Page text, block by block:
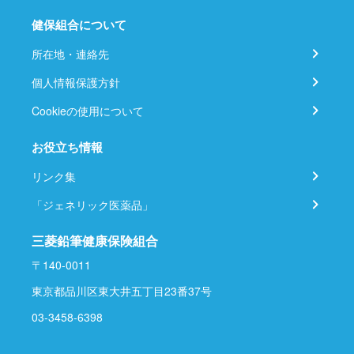
健保組合について
所在地・連絡先
個人情報保護方針
Cookieの使用について
お役立ち情報
リンク集
「ジェネリック医薬品」
三菱鉛筆健康保険組合
〒140-0011
東京都品川区東大井五丁目23番37号
03-3458-6398